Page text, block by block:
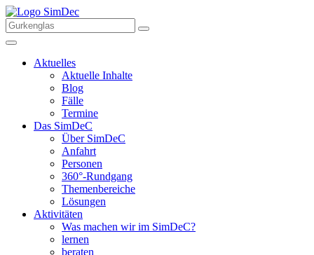
Aktuelles
Aktuelle Inhalte
Blog
Fälle
Termine
Das SimDeC
Über SimDeC
Anfahrt
Personen
360°-Rundgang
Themenbereiche
Lösungen
Aktivitäten
Was machen wir im SimDeC?
lernen
beraten